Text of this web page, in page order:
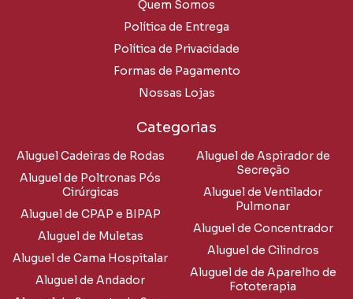
Quem Somos
Política de Entrega
Política de Privacidade
Formas de Pagamento
Nossas Lojas
Categorias
Aluguel Cadeiras de Rodas
Aluguel de Poltronas Pós
Cirúrgicas
Aluguel de CPAP e BIPAP
Aluguel de Muletas
Aluguel de Cama Hospitalar
Aluguel de Andador
Aluguel de Aspirador de
Secreção
Aluguel de Ventilador
Pulmonar
Aluguel de Concentrador
Aluguel de Cilindros
Aluguel de de Aparelho de
Fototerapia